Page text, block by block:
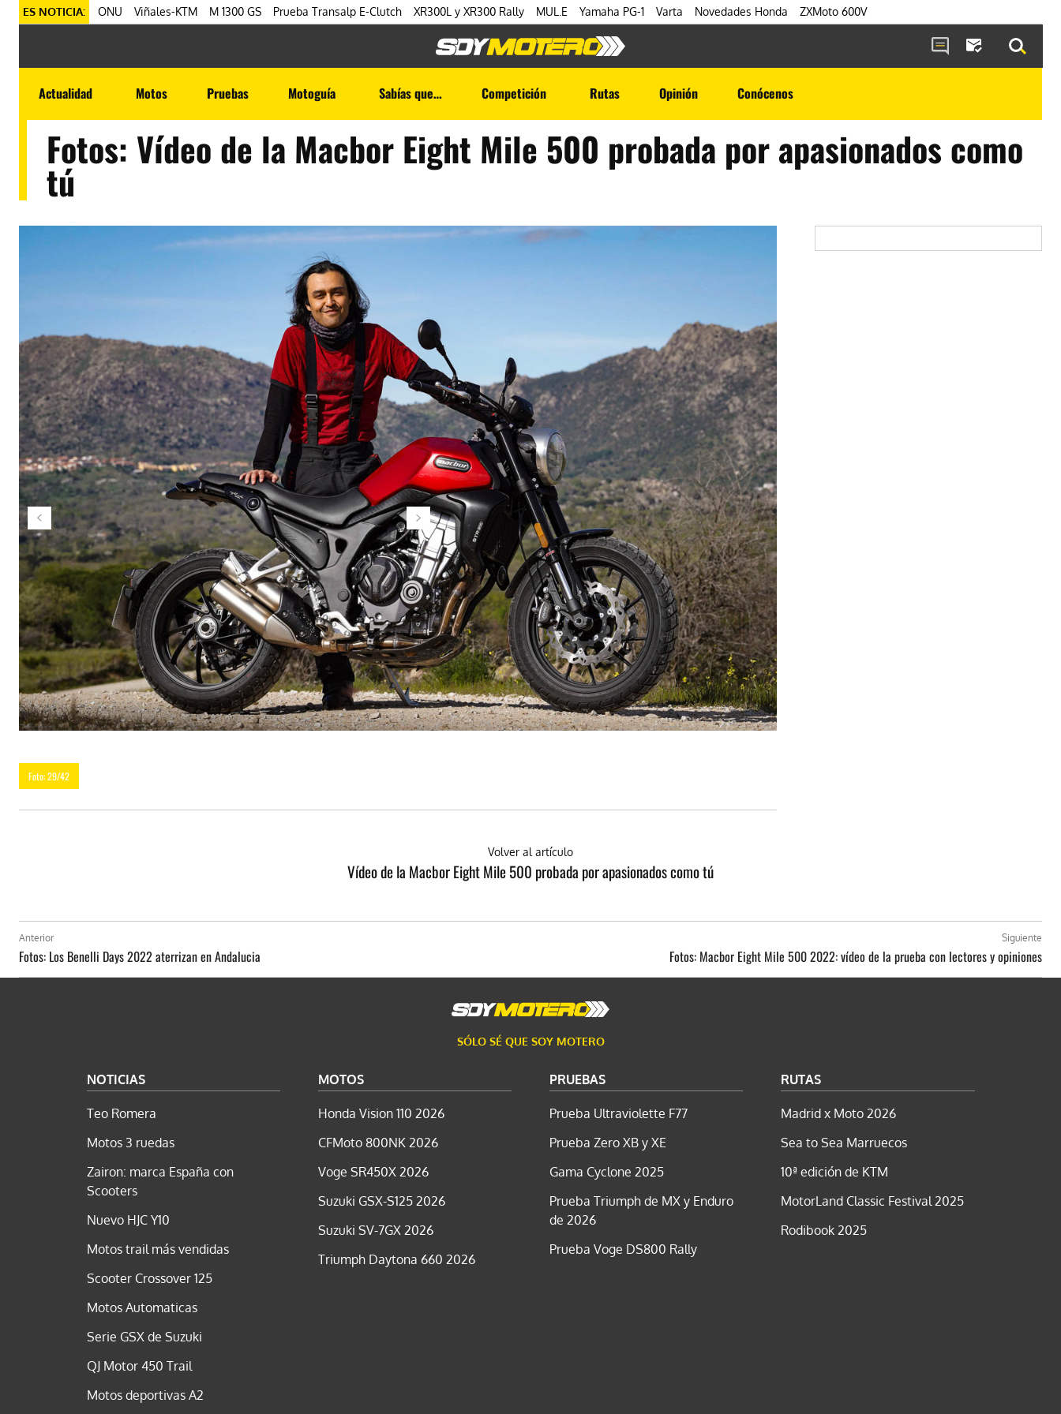
ES NOTICIA: ONU Viñales-KTM M 1300 GS Prueba Transalp E-Clutch XR300L y XR300 Rally MUL.E Yamaha PG-1 Varta Novedades Honda ZXMoto 600V
Actualidad Motos Pruebas Motoguía Sabías que… Competición Rutas Opinión Conócenos
Fotos: Vídeo de la Macbor Eight Mile 500 probada por apasionados como
tú
Foto: 29/42
Volver al artículo
Vídeo de la Macbor Eight Mile 500 probada por apasionados como tú
Anterior
Fotos: Los Benelli Days 2022 aterrizan en Andalucia
Siguiente
Fotos: Macbor Eight Mile 500 2022: vídeo de la prueba con lectores y opiniones
SÓLO SÉ QUE SOY MOTERO
NOTICIAS
Teo Romera
Motos 3 ruedas
Zairon: marca España con
Scooters
Nuevo HJC Y10
Motos trail más vendidas
Scooter Crossover 125
Motos Automaticas
Serie GSX de Suzuki
QJ Motor 450 Trail
Motos deportivas A2
MOTOS
Honda Vision 110 2026
CFMoto 800NK 2026
Voge SR450X 2026
Suzuki GSX-S125 2026
Suzuki SV-7GX 2026
Triumph Daytona 660 2026
PRUEBAS
Prueba Ultraviolette F77
Prueba Zero XB y XE
Gama Cyclone 2025
Prueba Triumph de MX y Enduro
de 2026
Prueba Voge DS800 Rally
RUTAS
Madrid x Moto 2026
Sea to Sea Marruecos
10ª edición de KTM
MotorLand Classic Festival 2025
Rodibook 2025